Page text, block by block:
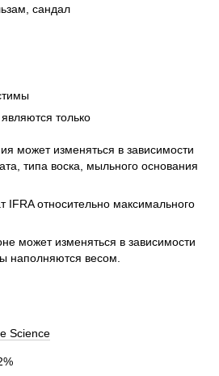
сандал
только
может изменяться в зависимости
типа воска, мыльного основания
IFRA относительно максимального
может изменяться в зависимости
наполняются весом.
Science